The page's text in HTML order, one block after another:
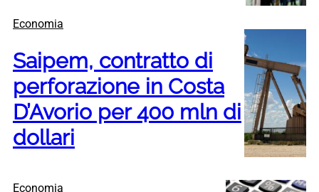
Economia
Saipem, contratto di
perforazione in Costa
D’Avorio per 400 mln di
dollari
Economia